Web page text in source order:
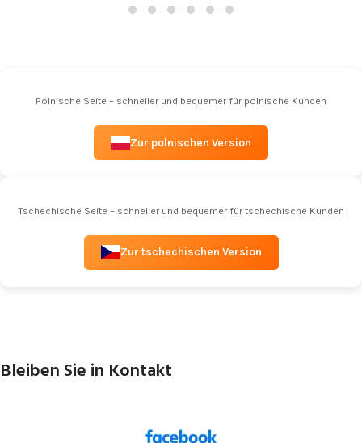
Polnische Seite – schneller und bequemer für polnische Kunden
Zur polnischen Version
Tschechische Seite – schneller und bequemer für tschechische Kunden
Zur tschechischen Version
Bleiben Sie in Kontakt